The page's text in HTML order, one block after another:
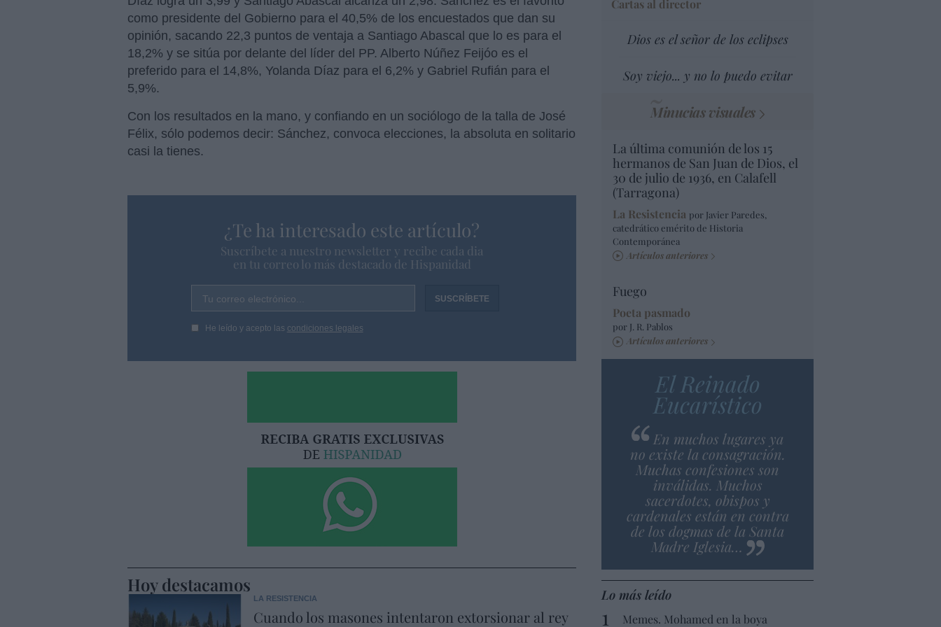
como presidente del Gobierno para el 40,5% de los encuestados que dan su
opinión, sacando 22,3 puntos de ventaja a Santiago Abascal que lo es para el
18,2% y se sitúa por delante del líder del PP. Alberto Núñez Feijóo es el
preferido para el 14,8%, Yolanda Díaz para el 6,2% y Gabriel Rufián para el
5,9%.
Con los resultados en la mano, y confiando en un sociólogo de la talla de José
Félix, sólo podemos decir: Sánchez, convoca elecciones, la absoluta en solitario
casi la tienes.
¿Te ha interesado este artículo?
Suscríbete a nuestro newsletter y recibe cada dia
en tu correo lo más destacado de Hispanidad
Tu correo electrónico...
He leído y acepto las condiciones legales
Hoy destacamos
LA RESISTENCIA
Cuando los masones intentaron extorsionar al rey
Cartas al director
Dios es el señor de los eclipses
Soy viejo... y no lo puedo evitar
Minucias visuales
La última comunión de los 15
hermanos de San Juan de Dios, el
30 de julio de 1936, en Calafell
(Tarragona)
La Resistencia por Javier Paredes,
catedrático emérito de Historia
Contemporánea
Artículos anteriores
Fuego
Poeta pasmado
por J. R. Pablos
Artículos anteriores
El Reinado
Eucarístico
En muchos lugares ya
no existe la consagración.
Muchas confesiones son
inválidas. Muchos
sacerdotes, obispos y
cardenales están en contra
de los dogmas de la Santa
Madre Iglesia…
Lo más leído
Memes. Mohamed en la boya